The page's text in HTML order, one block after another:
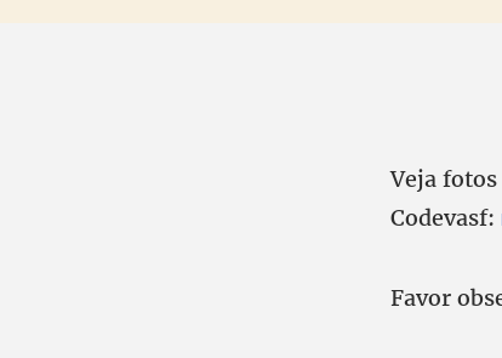
Veja
Codevasf:
Favor